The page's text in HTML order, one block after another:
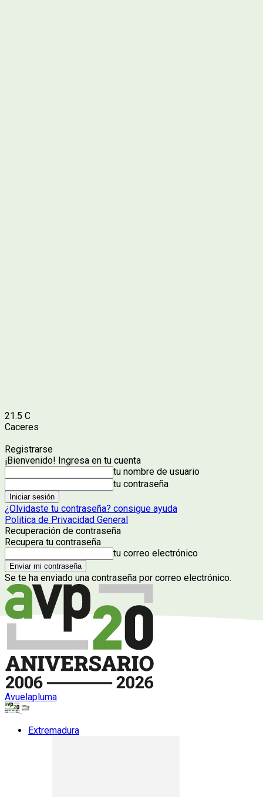
21.5 C
Caceres
Registrarse
¡Bienvenido! Ingresa en tu cuenta
tu nombre de usuario
tu contraseña
¿Olvidaste tu contraseña? consigue ayuda
Politica de Privacidad General
Recuperación de contraseña
Recupera tu contraseña
tu correo electrónico
Se te ha enviado una contraseña por correo electrónico.
Avuelapluma
Extremadura